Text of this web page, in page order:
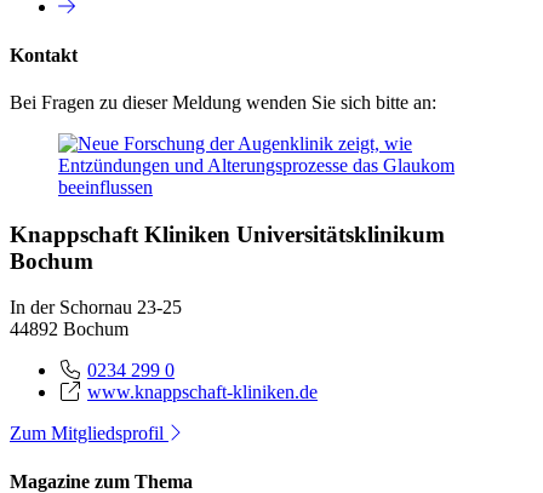
Kontakt
Bei Fragen zu dieser Meldung wenden Sie sich bitte an:
Knappschaft Kliniken Universitätsklinikum
Bochum
In der Schornau 23-25
44892 Bochum
0234 299 0
www.knappschaft-kliniken.de
Zum Mitgliedsprofil
Magazine zum Thema